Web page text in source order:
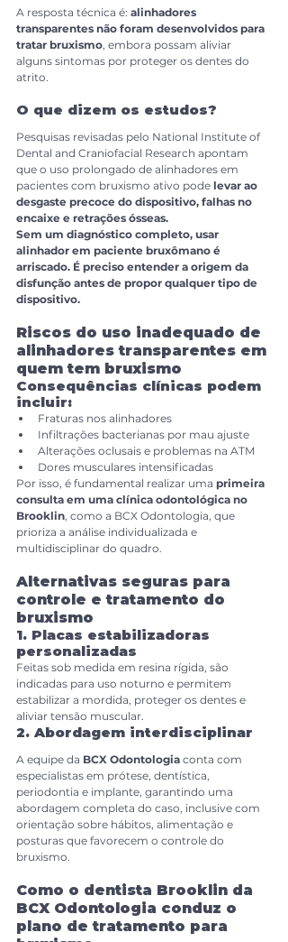
A resposta técnica é: alinhadores
transparentes não foram desenvolvidos para
tratar bruxismo, embora possam aliviar
alguns sintomas por proteger os dentes do
atrito.
O que dizem os estudos?
Pesquisas revisadas pelo National Institute of
Dental and Craniofacial Research apontam
que o uso prolongado de alinhadores em
pacientes com bruxismo ativo pode levar ao
desgaste precoce do dispositivo, falhas no
encaixe e retrações ósseas.
Sem um diagnóstico completo, usar
alinhador em paciente bruxômano é
arriscado. É preciso entender a origem da
disfunção antes de propor qualquer tipo de
dispositivo.
Riscos do uso inadequado de
alinhadores transparentes em
quem tem bruxismo
Consequências clínicas podem
incluir:
Fraturas nos alinhadores
Infiltrações bacterianas por mau ajuste
Alterações oclusais e problemas na ATM
Dores musculares intensificadas
Por isso, é fundamental realizar uma primeira
consulta em uma clínica odontológica no
Brooklin, como a BCX Odontologia, que
prioriza a análise individualizada e
multidisciplinar do quadro.
Alternativas seguras para
controle e tratamento do
bruxismo
1. Placas estabilizadoras
personalizadas
Feitas sob medida em resina rígida, são
indicadas para uso noturno e permitem
estabilizar a mordida, proteger os dentes e
aliviar tensão muscular.
2. Abordagem interdisciplinar
A equipe da BCX Odontologia conta com
especialistas em prótese, dentística,
periodontia e implante, garantindo uma
abordagem completa do caso, inclusive com
orientação sobre hábitos, alimentação e
posturas que favorecem o controle do
bruxismo.
Como o dentista Brooklin da
BCX Odontologia conduz o
plano de tratamento para